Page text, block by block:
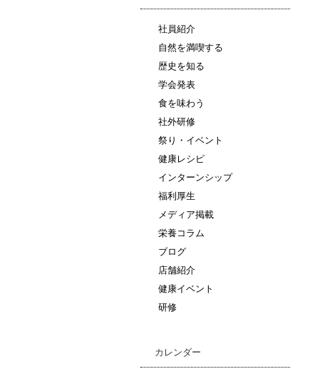
社員紹介
自然を満喫する
歴史を知る
学会発表
食を味わう
社外研修
祭り・イベント
健康レシピ
インターンシップ
福利厚生
メディア掲載
栄養コラム
ブログ
店舗紹介
健康イベント
研修
カレンダー